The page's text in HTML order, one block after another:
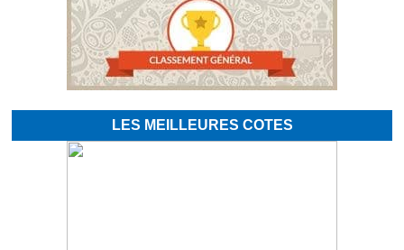
LES MEILLEURES COTES